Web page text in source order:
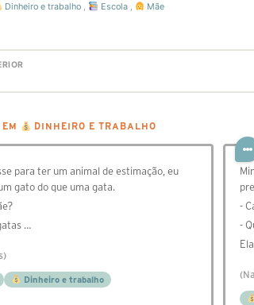
Dinheiro e trabalho , Escola, Mãe
DINHEIRO E TRABALHO
para ter um animal de estimação, eu
gato do que uma gata.
…
Dinheiro e trabalho
-
-